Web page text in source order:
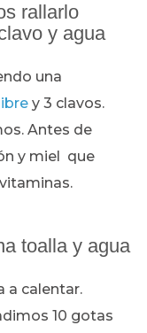
rallarlo
y agua
una
y 3 clavos.
Antes de
y miel que
toalla y agua
a calentar.
10 gotas